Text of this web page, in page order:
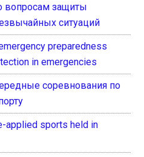
вопросам защиты
ситуаций
preparedness
in emergencies
соревнования по
applied sports held in